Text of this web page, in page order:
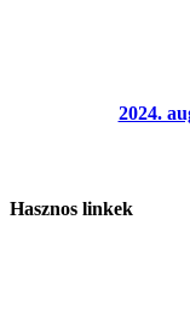
2024.
Hasznos linkek